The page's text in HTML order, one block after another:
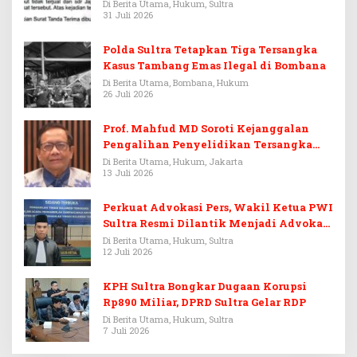
Di Berita Utama, Hukum, Sultra
31 Juli 2026
Polda Sultra Tetapkan Tiga Tersangka
Kasus Tambang Emas Ilegal di Bombana
Di Berita Utama, Bombana, Hukum
26 Juli 2026
Prof. Mahfud MD Soroti Kejanggalan
Pengalihan Penyelidikan Tersangka
Febrie Adriansyah
Di Berita Utama, Hukum, Jakarta
13 Juli 2026
Perkuat Advokasi Pers, Wakil Ketua PWI
Sultra Resmi Dilantik Menjadi Advokat
PERADI
Di Berita Utama, Hukum, Sultra
12 Juli 2026
KPH Sultra Bongkar Dugaan Korupsi
Rp890 Miliar, DPRD Sultra Gelar RDP
Di Berita Utama, Hukum, Sultra
7 Juli 2026